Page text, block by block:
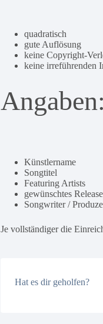
quadratisch
gute Auflösung
keine Copyright-
keine irreführenden
Angaben:
Künstlername
Songtitel
Featuring Artists
gewünschtes
Songwriter /
Je vollständiger die
Hat es dir geholfen?